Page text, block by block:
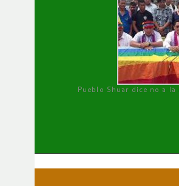
Pueblo Shuar dice no a